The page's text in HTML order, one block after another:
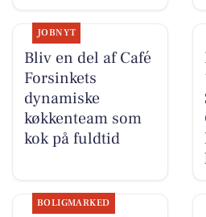
JOBNYT
Bliv en del af Café
Forsinkets
dynamiske
køkkenteam som
kok på fuldtid
BOLIGMARKED